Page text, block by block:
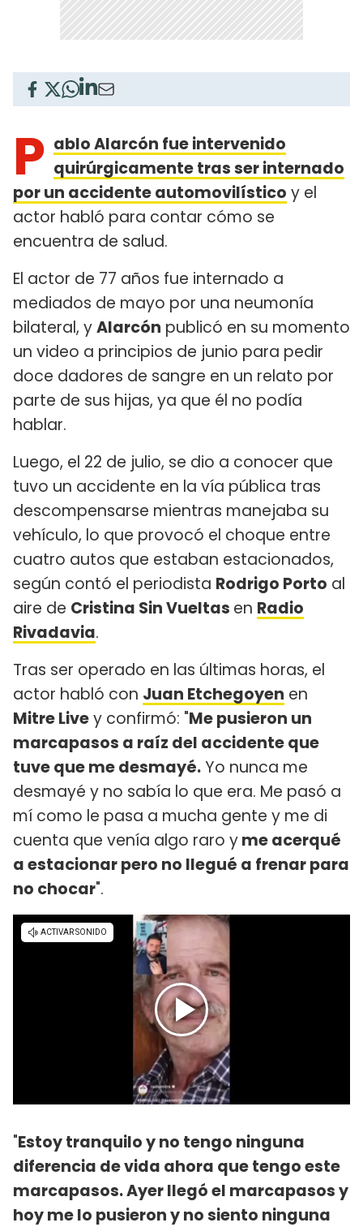
P ablo Alarcón fue intervenido
quirúrgicamente tras ser internado
por un accidente automovilístico y el
actor habló para contar cómo se
encuentra de salud.
El actor de 77 años fue internado a
mediados de mayo por una neumonía
bilateral, yAlarcón publicó en su momento
un video a principios de junio para pedir
doce dadores de sangre en un relato por
parte de sus hijas, ya que él no podía
hablar.
Luego, el 22 de julio, se dio a conocer que
tuvo un accidente en la vía pública tras
descompensarse mientras manejaba su
vehículo, lo que provocó el choque entre
cuatro autos que estaban estacionados,
según contó el periodista Rodrigo Porto al
aire de Cristina Sin Vueltas en Radio
Rivadavia.
Tras ser operado en las últimas horas, el
actor habló con Juan Etchegoyen en
Mitre Livey confirmó: "Me pusieron un
marcapasos a raíz del accidente que
tuve que me desmayé.Yo nunca me
desmayé y no sabía lo que era. Me pasó a
mí como le pasa a mucha gente y me di
cuenta que venía algo raro yme acerqué
a estacionar pero no llegué a frenar para
no chocar".
"Estoy tranquilo y no tengo ninguna
diferencia de vida ahora que tengo este
marcapasos. Ayer llegó el marcapasos y
hoy me lo pusieron y no siento ninguna